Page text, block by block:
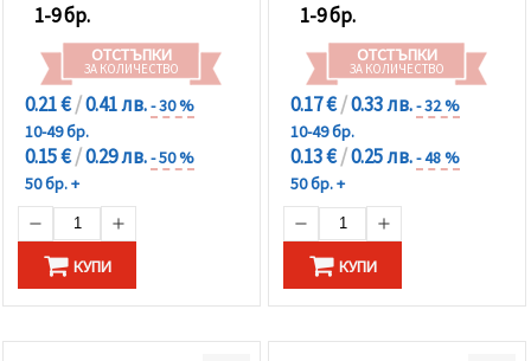
1-9 бр.
ОТСТЪПКИ
ЗА КОЛИЧЕСТВО
0.21 €/0.41 лв.- 30 %
10-49 бр.
0.15 €/0.29 лв.- 50 %
50 бр. +
КУПИ
1-9 бр.
ОТСТЪПКИ
ЗА КОЛИЧЕСТВО
0.17 €/0.33 лв.- 32 %
10-49 бр.
0.13 €/0.25 лв.- 48 %
50 бр. +
КУПИ